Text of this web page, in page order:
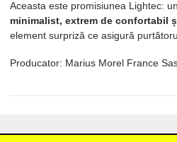
Aceasta este promisiunea Lightec: un
minimalist, extrem de confortabil
element surpriză ce asigură
Producator: Marius Morel France